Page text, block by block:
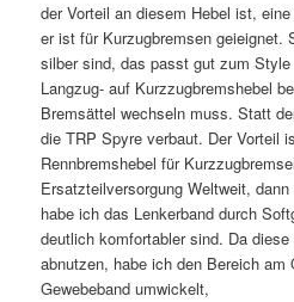
der Vorteil an diesem Hebel ist,
er ist für Kurzugbremsen geieignet.
silber sind, das passt gut zum
Langzug- auf Kurzzugbremshebel
Bremsättel wechseln muss. Statt
die TRP Spyre verbaut. Der Vorteil
Rennbremshebel für
Ersatzteilversorgung Weltweit,
habe ich das Lenkerband durch
deutlich komfortabler sind. Da
abnutzen, habe ich den Bereich am
Gewebeband umwickelt,